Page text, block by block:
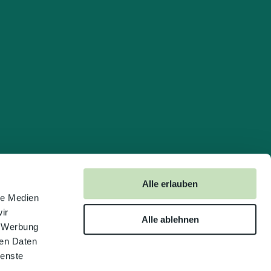
Medien
Daten
Alle erlauben
Alle ablehnen